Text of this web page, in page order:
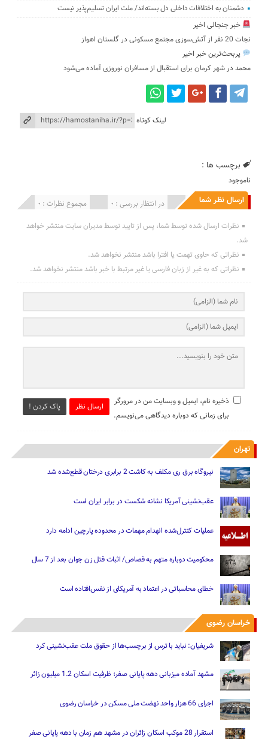
دشمنان به اختلافات داخلی دل بسته‌اند/ ملت ایران تسلیم‌پذیر نیست
خبر جنجالی اخیر
نجات 20 نفر از آتش‌سوزی مجتمع مسکونی در گلستان اهواز
پربحث‌ترین خبر اخیر
محمد درشهر کرمان برای استقبال از مسافران نوروزی آماده می‌شود
لینک کوتاه
برچسب ها :
ناموجود
ارسال نظر شما مجموع نظرات : 0 در انتظار بررسی : 0 انتشار یافته : 0
نظرات ارسال شده توسط شما، پس از تایید توسط مدیران سایت منتشر خواهد
شد.
نظراتی که حاوی تهمت یا افترا باشد منتشر نخواهد شد.
نظراتی که به غیر از زبان فارسی یا غیر مرتبط با خبر باشد منتشر نخواهد شد.
ارسال نظر پاک کردن !
ذخیره نام، ایمیل و وبسایت من در مرورگر
برای زمانی که دوباره دیدگاهی می‌نویسم.
تهران
نیروگاه برق ری مکلف به کاشت 2 برابری درختان قطع‌شده شد
عقب‌نشینی آمریکا نشانه شکست در برابر ایران است
عملیات کنترل‌شده انهدام مهمات در محدوده پارچین ادامه دارد
محکومیت دوباره متهم به قصاص/ اثبات قتل زن جوان بعد از 7 سال
خطای محاسباتی در اعتماد به آمریکای از نفس‌افتاده است
خراسان رضوی
شریفیان: نباید با ترس از برچسب‌ها از حقوق ملت عقب‌نشینی کرد
مشهد آماده میزبانی دهه پایانی صفر؛ ظرفیت اسکان 1.2 میلیون زائر
اجرای 66 هزار واحد نهضت ملی مسکن در خراسان رضوی
استقرار 28 موکب اسکان زائران در مشهد هم زمان با دهه پایانی صفر